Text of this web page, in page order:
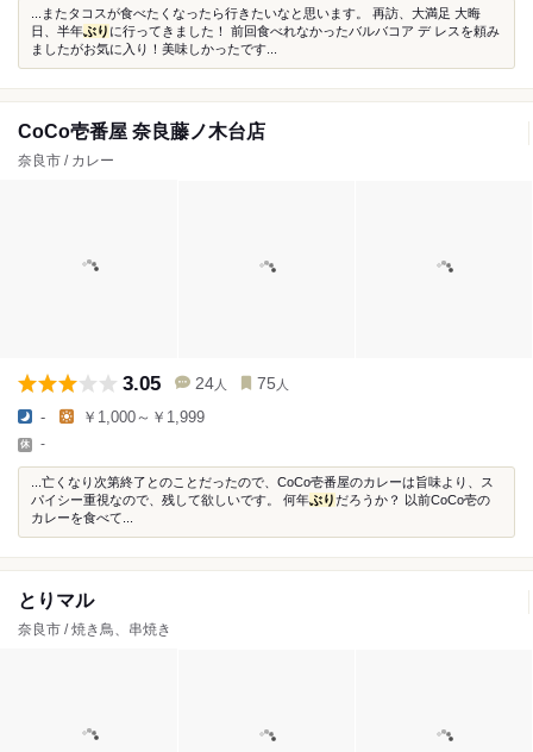
...またタコスが食べたくなったら行きたいなと思います。 再訪、大満足 大晦
日、半年ぶり に行ってきました！ 前回食べれなかったバルバコア デ レスを頼み
ましたがお気に入り！美味しかったです...
CoCo壱番屋 奈良藤ノ木台店
奈良市 / カレー
3.05 24 人 75 人
- ￥1,000～￥1,999
-
...亡くなり次第終了とのことだったので、CoCo壱番屋のカレーは旨味より、ス
パイシー重視なので、残して欲しいです。 何年ぶりだろうか？ 以前CoCo壱の
カレーを食べて...
とりマル
奈良市 / 焼き鳥、串焼き